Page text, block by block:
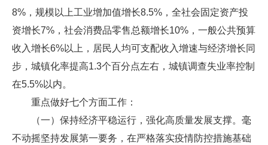
8%，规模以上工业增加值增长8.5%，全社会固定资产投
资增长7%，社会消费品零售总额增长10%，一般公共预算
收入增长6%以上，居民人均可支配收入增速与经济增长同
步，城镇化率提高1.3个百分点左右，城镇调查失业率控制
在5.5%以内。
重点做好七个方面工作：
（一）保持经济平稳运行，强化高质量发展支撑。毫
不动摇坚持发展第一要务，在严格落实疫情防控措施基础